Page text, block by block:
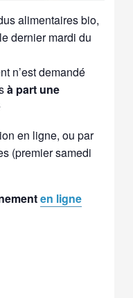
alimentaires bio,
dernier mardi du
n’est demandé
à part une
en ligne, ou par
(premier samedi
en ligne